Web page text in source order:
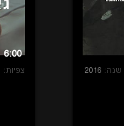
שנה: 2016
6:00
צפיות: